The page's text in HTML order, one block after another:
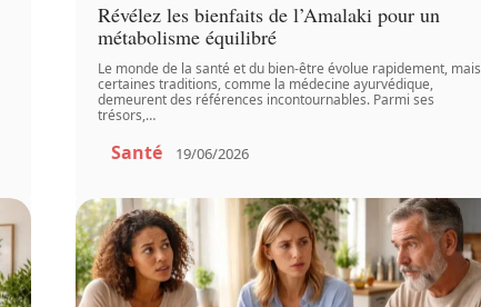
Révélez les bienfaits de l’Amalaki pour un
métabolisme équilibré
Le monde de la santé et du bien-être évolue rapidement, mais
certaines traditions, comme la médecine ayurvédique,
demeurent des références incontournables. Parmi ses
trésors,…
Santé 19/06/2026